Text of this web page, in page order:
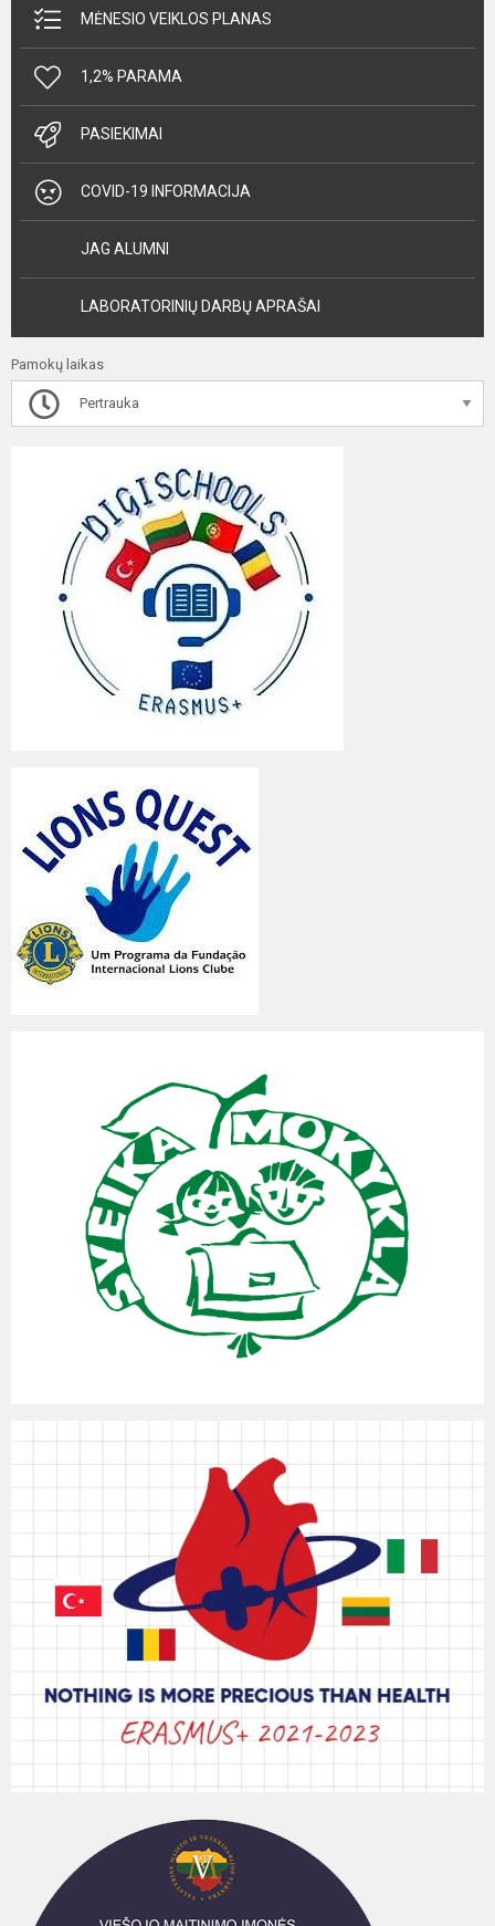
MĖNESIO VEIKLOS PLANAS
1,2% PARAMA
PASIEKIMAI
COVID-19 INFORMACIJA
JAG ALUMNI
LABORATORINIŲ DARBŲ APRAŠAI
Pamokų laikas
Pertrauka